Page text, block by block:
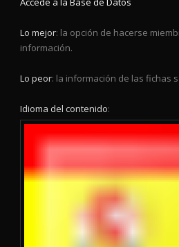
Lo mejor: la opción de hacerse
información.
Lo peor: la información de las fichas
Idioma del contenido: